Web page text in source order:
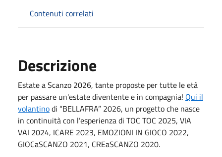
Contenuti correlati
Descrizione
Estate a Scanzo 2026, tante proposte per tutte le età
per passare un'estate diventente e in compagnia! Qui il
volantinodi “BELLAFRA” 2026, un progetto che nasce
in continuità con l’esperienza di TOC TOC 2025, VIA
VAI 2024, ICARE 2023, EMOZIONI IN GIOCO 2022,
GIOCaSCANZO 2021, CREaSCANZO 2020.